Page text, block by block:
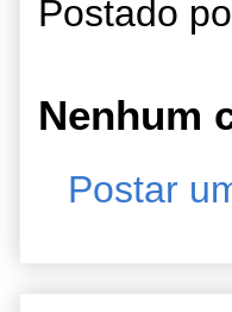
Postado
Nenhum
Postar